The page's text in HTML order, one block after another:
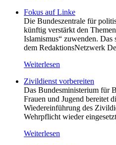
Fokus auf Linke
Die Bundeszentrale für
künftig verstärkt den
Islamismus“ zuwenden. Das
dem RedaktionsNetzwerk
Weiterlesen
Zivildienst vorbereiten
Das Bundesministerium für
Frauen und Jugend bereitet
Wiedereinführung des
Wehrpflicht wieder
Weiterlesen